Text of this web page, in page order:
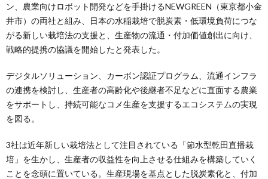
ン、農業向けロボット開発などを手掛けるNEWGREEN（東京都小金
井市）の両社と組み、日本の水稲栽培で脱炭素・低環境負荷につな
がる新しい栽培法の支援と、生産物の流通・付加価値創出に向け、
戦略的提携の協議を開始したと発表した。
デジタルソリューション、カーボン認証プログラム、流通インフラ
の連携を検討し、生産者の高齢化や後継者不足などに直面する農業
をサポートし、持続可能なコメ生産を支援するエコシステムの実現
を図る。
3社は近年新しい栽培法として注目されている「節水型乾田直播栽
培」を生かし、生産者の収益性を向上させる仕組みを構築していく
ことを念頭に置いている。生産現場を基点とした脱炭素化と、付加